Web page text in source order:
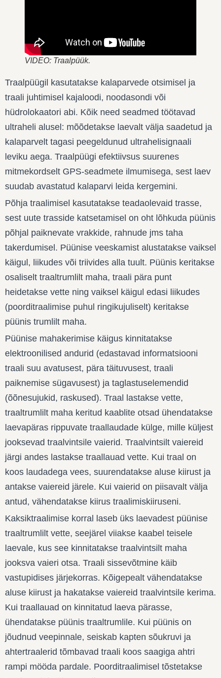
VIDEO: Traalpüük.
Traalpüügil kasutatakse kalaparvede otsimisel ja
traali juhtimisel kajaloodi, noodasondi või
hüdrolokaatori abi. Kõik need seadmed töötavad
ultraheli alusel: mõõdetakse laevalt välja saadetud ja
kalaparvelt tagasi peegeldunud ultrahelisignaali
leviku aega. Traalpüügi efektiivsus suurenes
mitmekordselt GPS-seadmete ilmumisega, sest laev
suudab avastatud kalaparvi leida kergemini.
Põhja traalimisel kasutatakse teadaolevaid trasse,
sest uute trasside katsetamisel on oht lõhkuda püünis
põhjal paiknevate vrakkide, rahnude jms taha
takerdumisel. Püünise veeskamist alustatakse vaiksel
käigul, liikudes või triivides alla tuult. Püünis keritakse
osaliselt traaltrumlilt maha, traali pära punt
heidetakse vette ning vaiksel käigul edasi liikudes
(poorditraalimise puhul ringikujuliselt) keritakse
püünis trumlilt maha.
Püünise mahakerimise käigus kinnitatakse
elektroonilised andurid (edastavad informatsiooni
traali suu avatusest, pära täituvusest, traali
paiknemise sügavusest) ja taglastuselemendid
(õõnesujukid, raskused). Traal lastakse vette,
traaltrumlilt maha keritud kaablite otsad ühendatakse
laevapäras rippuvate traallaudade külge, mille küljest
jooksevad traalvintsile vaierid. Traalvintsilt vaiereid
järgi andes lastakse traallauad vette. Kui traal on
koos laudadega vees, suurendatakse aluse kiirust ja
antakse vaiereid järele. Kui vaierid on piisavalt välja
antud, vähendatakse kiirus traalimiskiiruseni.
Kaksiktraalimise korral laseb üks laevadest püünise
traaltrumlilt vette, seejärel viiakse kaabel teisele
laevale, kus see kinnitatakse traalvintsilt maha
jooksva vaieri otsa. Traali sissevõtmine käib
vastupidises järjekorras. Kõigepealt vähendatakse
aluse kiirust ja hakatakse vaiereid traalvintsile kerima.
Kui traallauad on kinnitatud laeva pärasse,
ühendatakse püünis traaltrumlile. Kui püünis on
jõudnud veepinnale, seiskab kapten sõukruvi ja
ahtertraalerid tõmbavad traali koos saagiga ahtri
rampi mööda pardale. Poorditraalimisel tõstetakse